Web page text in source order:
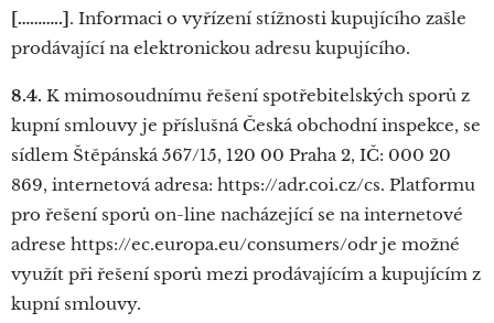
[………..]. Informaci o vyřízení stížnosti kupujícího zašle
prodávající na elektronickou adresu kupujícího.
8.4. K mimosoudnímu řešení spotřebitelských sporů z
kupní smlouvy je příslušná Česká obchodní inspekce, se
sídlem Štěpánská 567/15, 120 00 Praha 2, IČ: 000 20
869, internetová adresa: https://adr.coi.cz/cs. Platformu
pro řešení sporů on-line nacházející se na internetové
adrese https://ec.europa.eu/consumers/odr je možné
využít při řešení sporů mezi prodávajícím a kupujícím z
kupní smlouvy.